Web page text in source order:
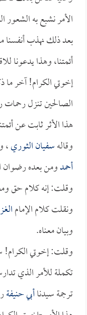
الأمر نشبع به الشعور
بعد ذلك نهذب
أئمتنا، وهذا يدعونا
إخوتي الكرام! آخر ما
الصالحين تنزل
هذا الأثر ثابت عن
وقالهسفيان الثوري،
أحمدومن بعده رضوان
وقلت: إنه كلام حق
ونقلت كلام الإمام
وبيان معناه.
وقلت: إخوتي الكرام!
تكملة للأمر الذي
ترجمة سيدناأبي حنيفة